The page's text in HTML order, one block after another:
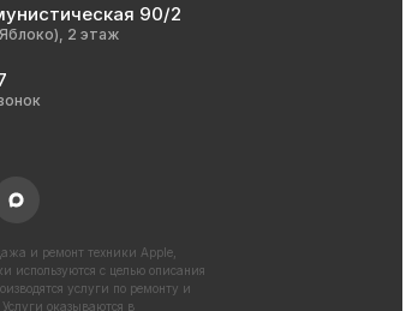
90/2
2 этаж
и ремонт техники Apple,
используются с целью описания
услуги по ремонту и
оказываются в